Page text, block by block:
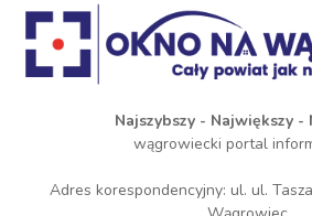
Najszybszy - Największy -
wągrowiecki portal
Adres korespondencyjny: ul. ul.